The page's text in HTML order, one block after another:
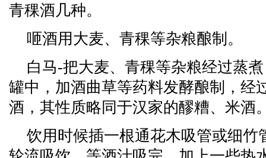
青稞酒几种。
咂酒用大麦、青稞等杂粮酿制。
白马-把大麦、青稞等杂粮经过蒸
罐中，加酒曲草等药料发酵酿制，经
酒，其性质略同于汉家的醪糟、米酒
饮用时候插一根通花木吸管或细竹